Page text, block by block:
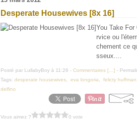
Desperate Housewives [8x 16]
You Take
rvice ou
chement ce
sseux....
Posté par LullabyBoy à 11:26 - Commentaires [ ] -
Tags: desperate housewives eva longoria felicty huffman
delfino
Vous aimez ? 0 vote